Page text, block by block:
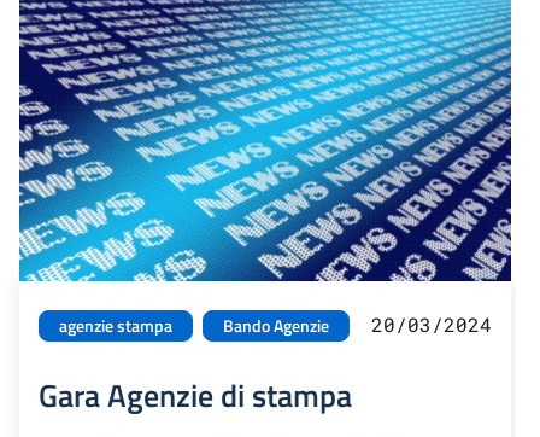
agenzie stampa Bando Agenzie 20/03/2024
Gara Agenzie di stampa